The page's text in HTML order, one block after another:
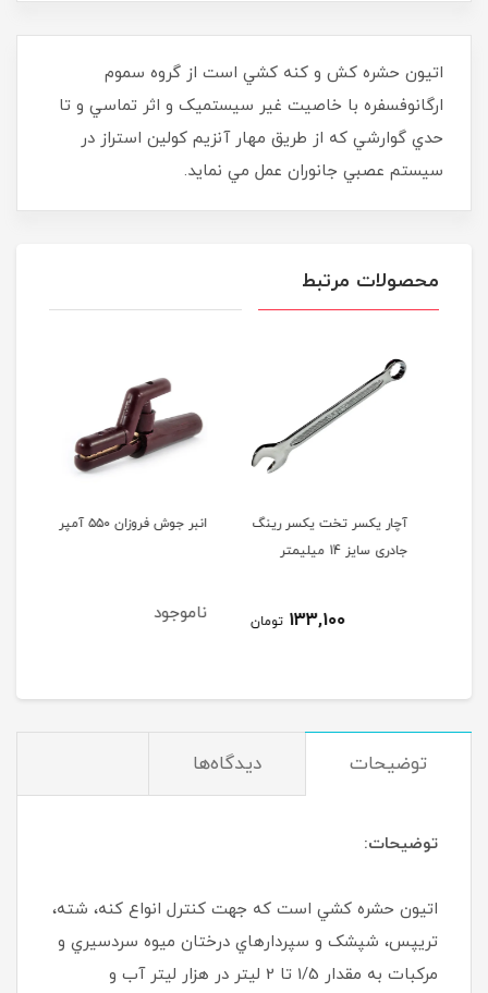
اتيون حشره کش و کنه کشي است از گروه سموم
ارگانوفسفره با خاصيت غير سيستميک و اثر تماسي و تا
حدي گوارشي که از طريق مهار آنزيم كولين استراز در
سيستم عصبي جانوران عمل مي نمايد.
محصولات مرتبط
آچار یکسر تخت یکسر رینگ
جادری سایز 14 میلیمتر
133,100 تومان
انبر جوش فروزان ۵۵۰ آمپر
ناموجود
توضیحات دیدگاه‌ها
توضیحات:
اتيون حشره کشي است که جهت كنترل انواع کنه، شته،
تريپس، شپشک و سپردارهاي درختان ميوه سردسيري و
مرکبات به مقدار 1/5 تا 2 ليتر در هزار ليتر آب و